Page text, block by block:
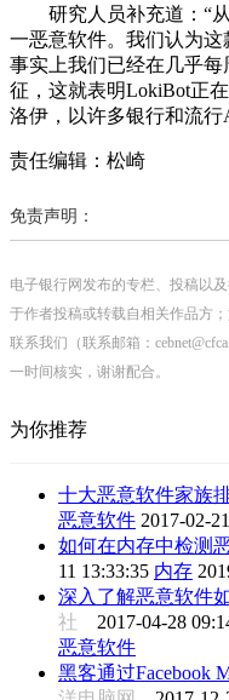
研究人员补充道：“从
一恶意软件。我们认为这
事实上我们已经在几乎
征，这就表明LokiBot正
洛伊，以许多银行和流行
责任编辑：松崎
免责声明：
电子银行网发布的专栏、投稿以
于作者投稿或转载自相关作品方
联系我们（联系邮箱：
一时间核实，谢谢配合。
为你推荐
十大恶意软件家族
恶意软件 2017-02-
如何在内存中检测
11 13:33:35 内存
深入了解恶意软件
社 2017-04-28
恶意软件
黑客通过Facebook